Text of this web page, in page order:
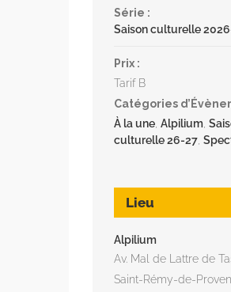
Série :
Saison culturelle
Prix :
Tarif B
Catégories
À la une, Alpilium,
culturelle 26-27,
Lieu
Alpilium
Av. Mal de Lattre de
Saint-Rémy-de-